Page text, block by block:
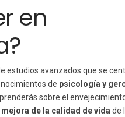
en
estudios avanzados que se
de psicología y
sobre el
mejora de la calidad de vida de